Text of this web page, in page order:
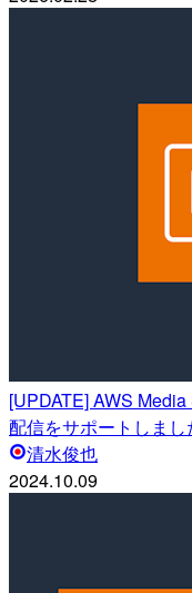
[UPDATE] AWS
配信をサポートしまし
清水俊也
2024.10.09